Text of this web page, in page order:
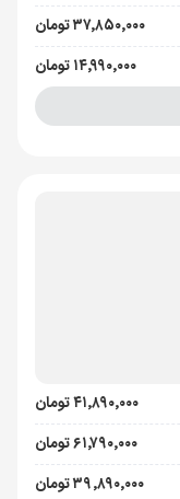
۳۷٬۸۵۰٬۰۰۰ تومان
۱۴٬۹۹۰٬۰۰۰ تومان
۴۱٬۸۹۰٬۰۰۰ تومان
۶۱٬۷۹۰٬۰۰۰ تومان
۳۹٬۸۹۰٬۰۰۰ تومان